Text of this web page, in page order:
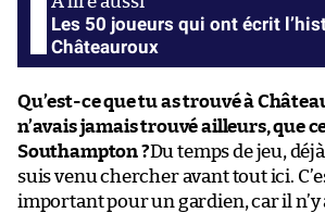
Les 50 joueurs qui ont écrit
Châteauroux
Qu’est-ce que tu as trouvé à
n’avais jamais trouvé ailleurs, que
Southampton ?Du temps de jeu,
suis venu chercher avant tout ici.
important pour un gardien, car il n’y